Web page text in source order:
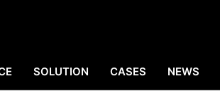
SOLUTION CASES NEWS